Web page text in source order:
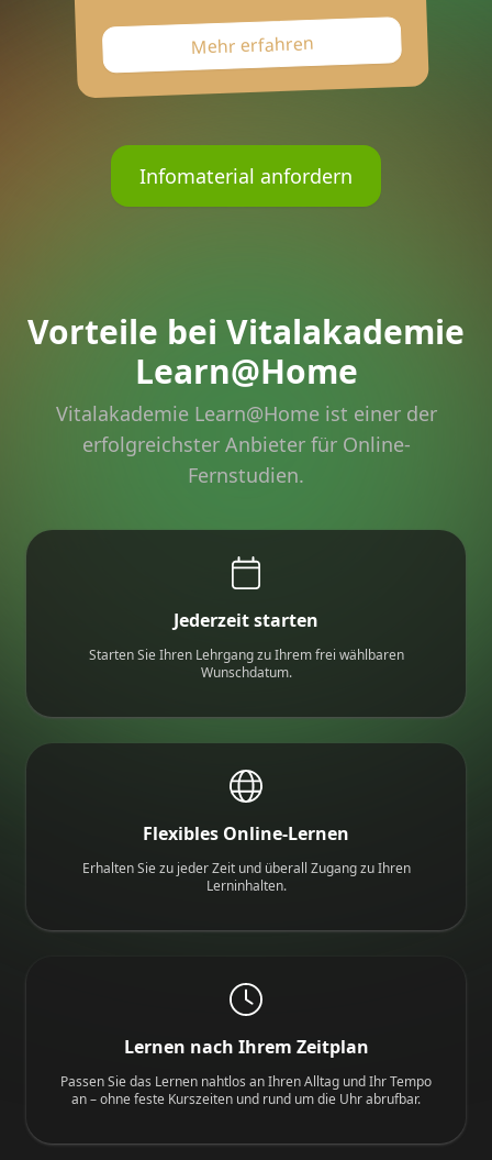
Mehr erfahren
Infomaterial anfordern
Vorteile bei Vitalakademie
Learn@Home
Vitalakademie Learn@Home ist einer der
erfolgreichster Anbieter für Online-
Fernstudien.
Jederzeit starten
Starten Sie Ihren Lehrgang zu Ihrem frei wählbaren
Wunschdatum.
Flexibles Online-Lernen
Erhalten Sie zu jeder Zeit und überall Zugang zu Ihren
Lerninhalten.
Lernen nach Ihrem Zeitplan
Passen Sie das Lernen nahtlos an Ihren Alltag und Ihr Tempo
an – ohne feste Kurszeiten und rund um die Uhr abrufbar.